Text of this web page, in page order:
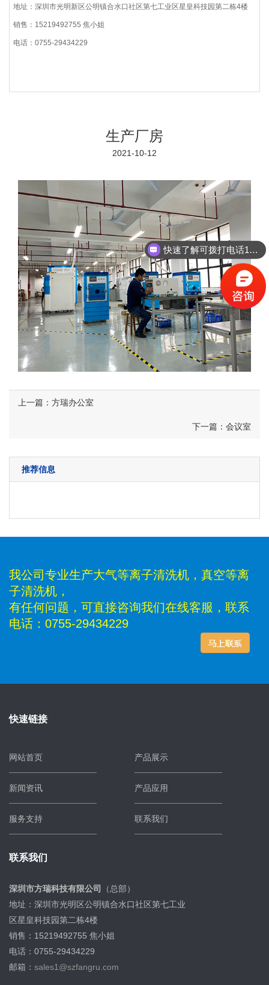
地址：深圳市光明新区公明镇合水口社区第七工业区星皇科技园第二栋4楼
销售：15219492755 焦小姐
电话：0755-29434229
生产厂房
2021-10-12
上一篇：方瑞办公室
下一篇：会议室
推荐信息
我公司专业生产大气等离子清洗机，真空等离
子清洗机，
有任何问题，可直接咨询我们在线客服，联系
电话：0755-29434229
快速链接
网站首页 产品展示
新闻资讯 产品应用
服务支持 联系我们
联系我们
深圳市方瑞科技有限公司
（总部）
地址：深圳市光明区公明镇合水口社区第七工业
区星皇科技园第二栋4楼
销售：15219492755 焦小姐
电话：0755-29434229
邮箱： sales1@szfangru.com
快速了解可拨打电话18924580940 马工